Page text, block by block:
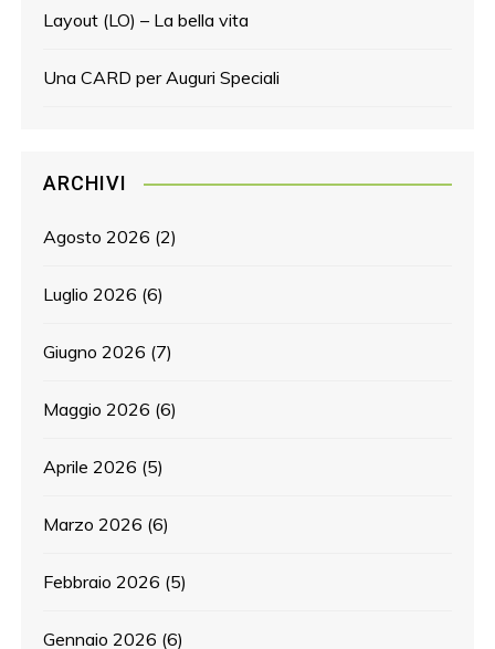
Layout (LO) – La bella vita
Una CARD per Auguri Speciali
ARCHIVI
Agosto 2026 (2)
Luglio 2026 (6)
Giugno 2026 (7)
Maggio 2026 (6)
Aprile 2026 (5)
Marzo 2026 (6)
Febbraio 2026 (5)
Gennaio 2026 (6)